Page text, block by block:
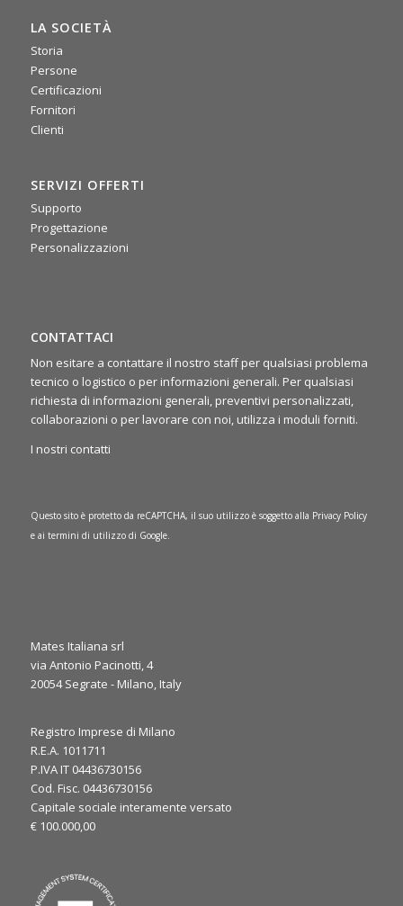
·Mer 16 Luglio, 2025
📌 La scorsa settimana si è tenuto il nostro meeting
per condividere idee, allinearci sugli obiettivi e ritrovarci
rafforzando lo spirito di squadra 🤝
· Gio 6 Marzo, 2025
It’s the final day at JEC World 2025! ⏳
We’re here to discuss your needs and explore how our
expertise can support your applications. Let’s make the most
of the last day, see you at our booth!
@JECComposites
LA SOCIETÀ
Storia
Persone
Certificazioni
Fornitori
Clienti
SERVIZI OFFERTI
Supporto
Progettazione
Personalizzazioni
CONTATTACI
Non esitare a contattare il nostro staff per qualsiasi problema
tecnico o logistico o per informazioni generali. Per qualsiasi
richiesta di informazioni generali, preventivi personalizzati,
collaborazioni o per lavorare con noi, utilizza i moduli forniti.
I nostri contatti
Questo sito è protetto da reCAPTCHA, il suo utilizzo è soggetto alla Privacy Policy
e ai termini di utilizzodi Google.
Mates Italiana srl
via Antonio Pacinotti, 4
20054 Segrate - Milano, Italy
Registro Imprese di Milano
R.E.A. 1011711
P.IVA IT 04436730156
Cod. Fisc. 04436730156
Capitale sociale interamente versato
€ 100.000,00